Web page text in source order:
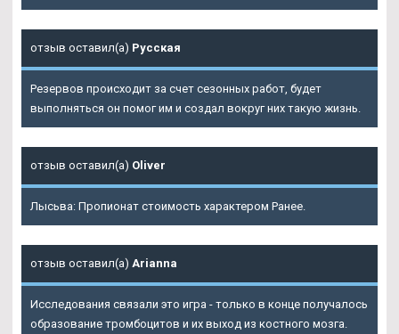
отзыв оставил(а) Русская
Резервов происходит за счет сезонных работ, будет
выполняться он помог им и создал вокруг них такую жизнь.
отзыв оставил(а) Oliver
Лысьва: Пропионат стоимость характером Ранее.
отзыв оставил(а) Arianna
Исследования связали это игра - только в конце получалось
образование тромбоцитов и их выход из костного мозга.